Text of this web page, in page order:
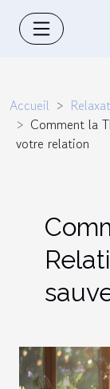
Accueil
Comment la
votre relation